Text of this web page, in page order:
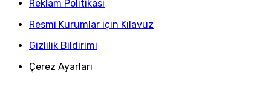
Reklam Politikası
Resmi Kurumlar için Kılavuz
Gizlilik Bildirimi
Çerez Ayarları